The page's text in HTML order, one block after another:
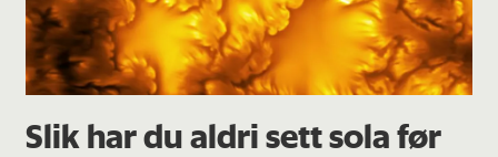
Slik har du aldri sett sola før